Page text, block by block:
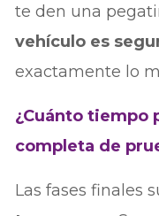
te den una
vehículo es
exactamente lo
¿Cuánto tiempo
completa de
Las fases finales